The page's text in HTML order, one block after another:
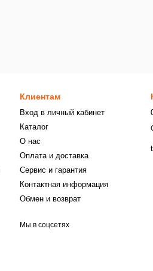
Клиентам
Вход в личный кабинет
Каталог
О нас
Оплата и доставка
Сервис и гарантия
Контактная информация
Обмен и возврат
Мы в соцсетях